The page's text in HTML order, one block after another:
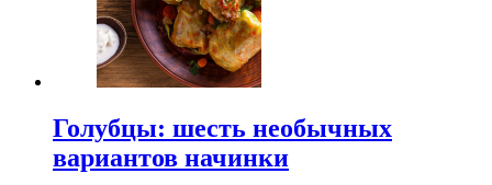
Голубцы: шесть необычных
вариантов начинки